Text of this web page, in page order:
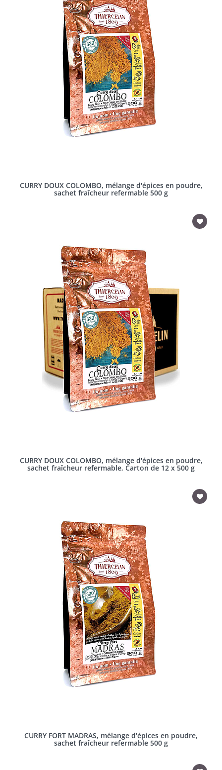
CURRY DOUX COLOMBO, mélange d'épices en poudre,
sachet fraîcheur refermable 500 g
CURRY DOUX COLOMBO, mélange d'épices en poudre,
sachet fraîcheur refermable, Carton de 12 x 500 g
CURRY FORT MADRAS, mélange d'épices en poudre,
sachet fraîcheur refermable 500 g